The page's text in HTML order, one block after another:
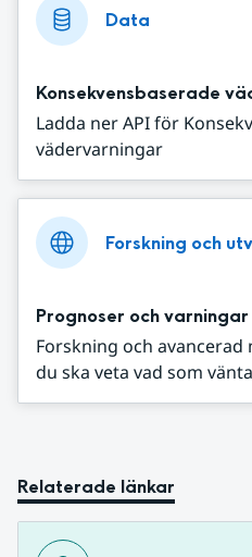
Data
Konsekvensbaserade
Ladda ner API för
vädervarningar
Forskning och
Prognoser och varningar
Forskning och
du ska veta vad som
Relaterade länkar